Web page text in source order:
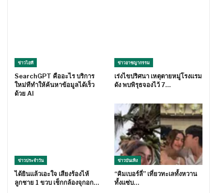
ข่าวไอที
SearchGPT คืออะไร บริการ
ใหม่ทีทำให้ค้นหาข้อมูลได้เร็ว
ด้วย AI
ข่าวอาชญากรรม
เร่งไขปริศนา เหตุตายหมู่โรงแรม
ดัง พบพิรุธจองไว้ 7…
ข่าวประจำวัน
ได้ยินแล้วเอะใจ เสียงร้องไห้
ลูกชาย 1 ขวบ เช็กกล้องจุกอก…
ข่าวบันเทิง
“คิมเบอร์ลี่” เที่ยวทะเลทั้งหวาน
ทั้งแซ่บ…